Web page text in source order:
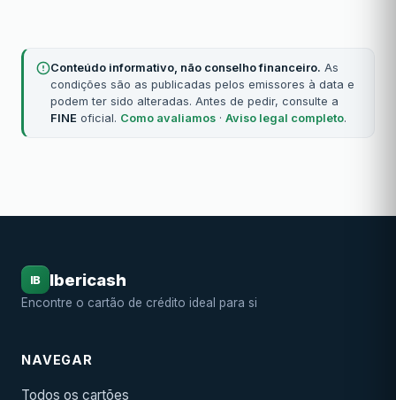
Conteúdo informativo, não conselho financeiro. As
condições são as publicadas pelos emissores à data e
podem ter sido alteradas. Antes de pedir, consulte a
FINE oficial. Como avaliamos · Aviso legal completo.
IB Ibericash
Encontre o cartão de crédito ideal para si
NAVEGAR
Todos os cartões